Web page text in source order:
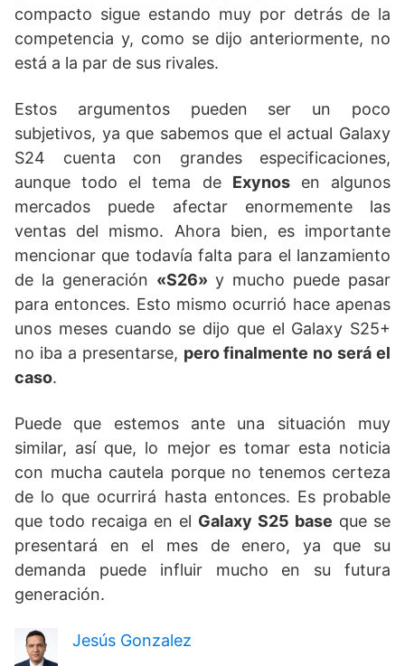
compacto sigue estando muy por detrás de la
competencia y, como se dijo anteriormente, no
está a la par de sus rivales.
Estos argumentos pueden ser un poco
subjetivos, ya que sabemos que el actual Galaxy
S24 cuenta con grandes especificaciones,
aunque todo el tema de Exynosen algunos
mercados puede afectar enormemente las
ventas del mismo. Ahora bien, es importante
mencionar que todavía falta para el lanzamiento
de la generación «S26» y mucho puede pasar
para entonces. Esto mismo ocurrió hace apenas
unos meses cuando se dijo que el Galaxy S25+
no iba a presentarse, pero finalmente no será el
caso.
Puede que estemos ante una situación muy
similar, así que, lo mejor es tomar esta noticia
con mucha cautela porque no tenemos certeza
de lo que ocurrirá hasta entonces. Es probable
que todo recaiga en el Galaxy S25 base que se
presentará en el mes de enero, ya que su
demanda puede influir mucho en su futura
generación.
Jesús Gonzalez